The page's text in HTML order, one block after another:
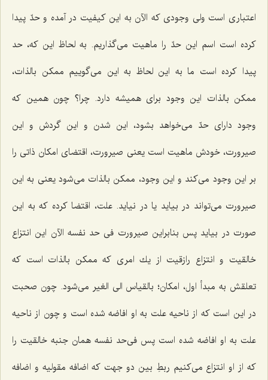
اعتبارى است ولى وجودى كه الآن به این كیفیت در آمده و حدّ پیدا
كرده است اسم این حدّ را ماهیت مى‌گذاریم. به لحاظ این كه، حد
پیدا كرده است ما به این لحاظ به این مى‌گوییم ممكن بالذات،
ممكن بالذات این وجود براى همیشه دارد. چرا؟ چون همین كه
وجود داراى حدّ مى‌خواهد بشود، این شدن و این گردش و این
صیرورت، خودش ماهیت است یعنى صیرورت، اقتضاى امكان ذاتى را
بر این وجود مى‌كند و این وجود، ممكن بالذات مى‌شود یعنى به این
صیرورت مى‌تواند در بیاید یا در نیاید. علت، اقتضا كرده كه به این
صورت در بیاید پس بنابراین صیرورت فى حد نفسه الآن این انتزاع
خالقیت و انتزاع رازقیت از یك امرى كه ممكن بالذات است كه
تعلقش به مبدأ اول، امكان؛ بالقیاس الى الغیر مى‌شود. چون صحبت
در این است كه از ناحیه علت به او افاضه شده است و چون از ناحیه
علت به او افاضه شده است پس فى‌حد نفسه همان جنبه خالقیت را
كه از او انتزاع مى‌كنیم ربطِ بین دو جهت كه اضافه مقولیه و اضافه